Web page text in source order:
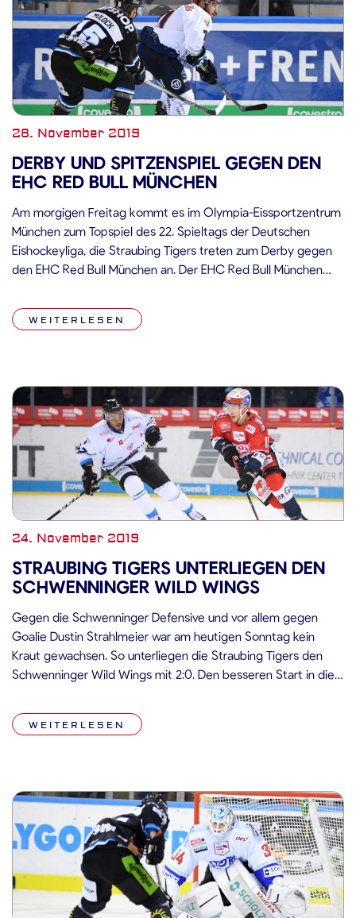
28. November 2019
DERBY UND SPITZENSPIEL GEGEN DEN
EHC RED BULL MÜNCHEN
Am morgigen Freitag kommt es im Olympia-Eissportzentrum
München zum Topspiel des 22. Spieltags der Deutschen
Eishockeyliga, die Straubing Tigers treten zum Derby gegen
den EHC Red Bull München an. Der EHC Red Bull München
morgige Partie und konnte die letzten sechs Heimspiele
gegen die Straubing Tigers für […]
WEITERLESEN
24. November 2019
STRAUBING TIGERS UNTERLIEGEN DEN
SCHWENNINGER WILD WINGS
Gegen die Schwenninger Defensive und vor allem gegen
Goalie Dustin Strahlmeier war am heutigen Sonntag kein
Kraut gewachsen. So unterliegen die Straubing Tigers den
Schwenninger Wild Wings mit 2:0. Den besseren Start in die
nach Spielbeginn traf Matt Carey zum 1:0 für die Wild Wings.
Die […]WEITERLESEN